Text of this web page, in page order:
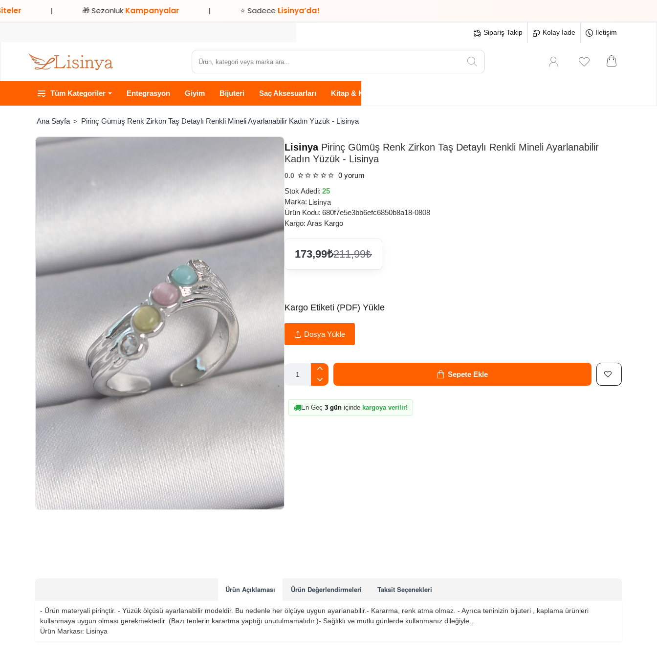
| 🎁 Sezonluk Kampanyalar | ⭐ Sadece Lisinya’da!
Sipariş Takip Kolay İade İletişim
Ürün,
marka
ara...
Tüm Kategoriler Entegrasyon Giyim Bijuteri Saç Aksesuarları Kitap & Kırtasiye
Pirinç Gümüş Renk Zirkon Taş Detaylı Renkli Mineli Ayarlanabilir Kadın Yüzük - Lisinya
LisinyaPirinç Gümüş Renk Zirkon Taş Detaylı Renkli Mineli Ayarlanabilir
Kadın Yüzük - Lisinya
0.0 0 yorum
Stok Adedi: 25
Marka: Lisinya
Ürün Kodu: 680f7e5e3bb6efc6850b8a18-0808
Kargo: Aras Kargo
173,99₺211,99₺
Kargo Etiketi (PDF) Yükle
Dosya Yükle
Sepete Ekle
En Geç 3 gün içinde kargoya verilir!
Ürün Açıklaması Ürün Değerlendirmeleri Taksit Seçenekleri
- Ürün materyali pirinçtir. - Yüzük ölçüsü ayarlanabilir modeldir. Bu nedenle her ölçüye uygun ayarlanabilir.- Kararma, renk atma olmaz. - Ayrıca teninizin bijuteri , kaplama ürünleri
kullanmaya uygun olması gerekmektedir. (Bazı tenlerin karartma yaptığı unutulmamalıdır.)- Sağlıklı ve mutlu günlerde kullanmanız dileğiyle…
Ürün Markası: Lisinya